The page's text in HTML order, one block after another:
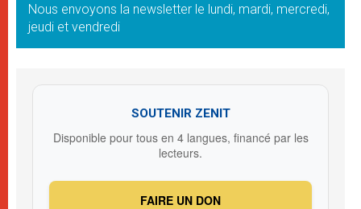
Nous envoyons la newsletter le lundi, mardi, mercredi,
jeudi et vendredi
SOUTENIR ZENIT
Disponible pour tous en 4 langues, financé par les
lecteurs.
FAIRE UN DON